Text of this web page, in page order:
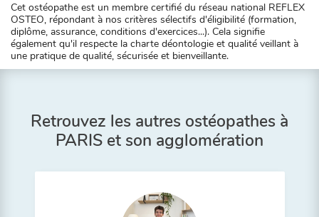
Cet ostéopathe est un membre certifié du réseau national REFLEX
OSTEO, répondant à nos critères sélectifs d'éligibilité (formation,
diplôme, assurance, conditions d'exercices...). Cela signifie
également qu'il respecte la charte déontologie et qualité veillant à
une pratique de qualité, sécurisée et bienveillante.
Retrouvez les autres ostéopathes à
PARIS et son agglomération